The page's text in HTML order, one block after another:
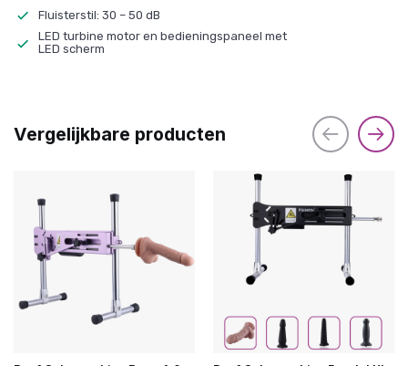
Fluisterstil: 30 – 50 dB
LED turbine motor en bedieningspaneel met
LED scherm
Vergelijkbare producten